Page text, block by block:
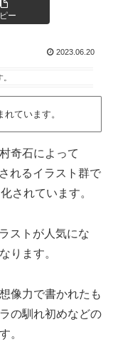
ー
2023.06.20
ています。
奇石によって
れるイラスト群で
されています。
ストが人気にな
ります。
像力で書かれたも
の馴れ初めなどの
。